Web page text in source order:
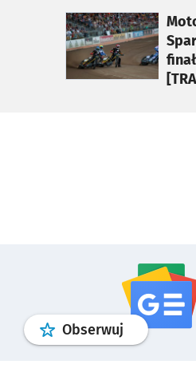
otworzy się w nowej
Obserwuj profil